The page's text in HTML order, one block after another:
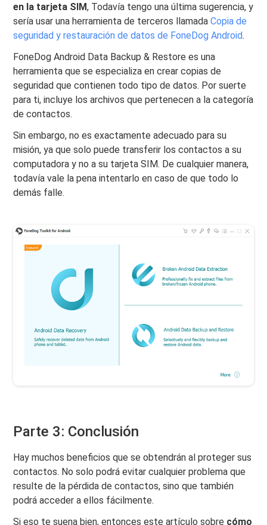
en la tarjeta SIM, Todavía tengo una última sugerencia, y
sería usar una herramienta de terceros llamadaCopia de
seguridad y restauración de datos de FoneDog Android.
FoneDog Android Data Backup & Restore es una
herramienta que se especializa en crear copias de
seguridad que contienen todo tipo de datos. Por suerte
para ti, incluye los archivos que pertenecen a la categoría
de contactos.
Sin embargo, no es exactamente adecuado para su
misión, ya que solo puede transferir los contactos a su
computadora y no a su tarjeta SIM. De cualquier manera,
todavía vale la pena intentarlo en caso de que todo lo
demás falle.
Parte 3: Conclusión
Hay muchos beneficios que se obtendrán al proteger sus
contactos. No solo podrá evitar cualquier problema que
resulte de la pérdida de contactos, sino que también
podrá acceder a ellos fácilmente.
Si eso te suena bien, entonces este artículo sobre cómo